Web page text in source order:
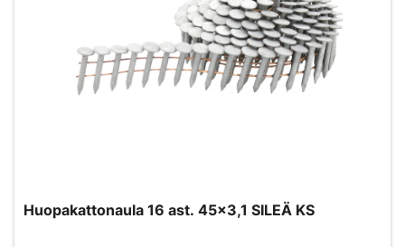
Huopakattonaula 16 ast. 45x3,1 SILEÄ KS